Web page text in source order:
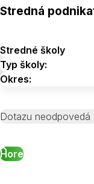
Stredná
Dotazu neodpovedá
Hore